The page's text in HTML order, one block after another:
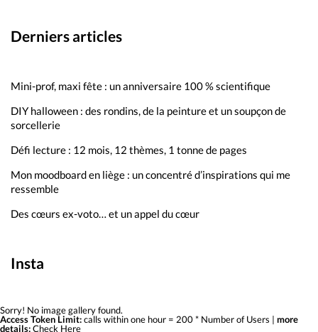
Derniers articles
Mini-prof, maxi fête : un anniversaire 100 % scientifique
DIY halloween : des rondins, de la peinture et un soupçon de
sorcellerie
Défi lecture : 12 mois, 12 thèmes, 1 tonne de pages
Mon moodboard en liège : un concentré d’inspirations qui me
ressemble
Des cœurs ex-voto… et un appel du cœur
Insta
Sorry! No image gallery found.
Access Token Limit:calls within one hour = 200 * Number of Users | more
details:Check Here